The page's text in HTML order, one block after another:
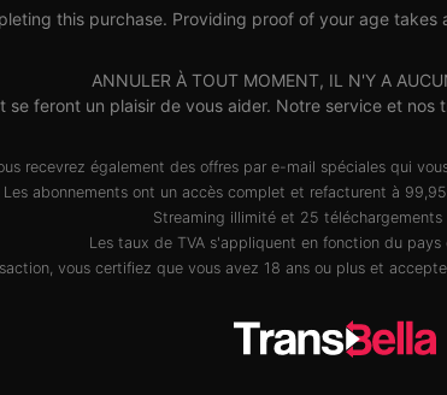
this purchase. Providing proof of your age
ANNULER À TOUT MOMENT, IL N'Y A
feront un plaisir de vous aider. Notre service et nos
recevrez également des offres par e-mail spéciales qui
Les abonnements ont un accès complet et refacturent à
Streaming illimité et 25 téléchargements
Les taux de TVA s'appliquent en fonction du pays
vous certifiez que vous avez 18 ans ou plus et